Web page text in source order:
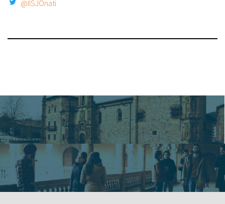
@IISJOnati